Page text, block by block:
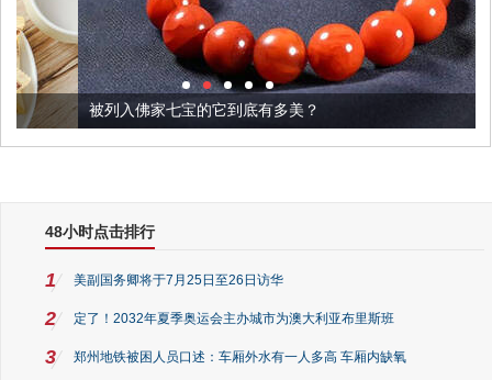
被列入佛家七宝的它到底有多美？
48小时点击排行
1 美副国务卿将于7月25日至26日访华
2 定了！2032年夏季奥运会主办城市为澳大利亚布里斯班
3 郑州地铁被困人员口述：车厢外水有一人多高 车厢内缺氧